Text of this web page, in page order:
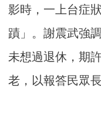
影時，一上台症
蹟」。謝震武強
未想過退休，期
老，以報答民眾